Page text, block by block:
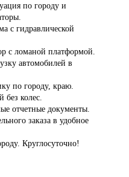
по городу и
с гидравлической
с ломаной платформой.
автомобилей в
по городу, краю.
без колес.
отчетные документы.
заказа в удобное
Круглосуточно!